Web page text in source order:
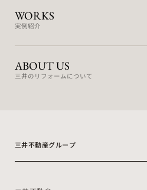
WORKS
実例紹介
ABOUT US
三井のリフォームについて
三井不動産グループ